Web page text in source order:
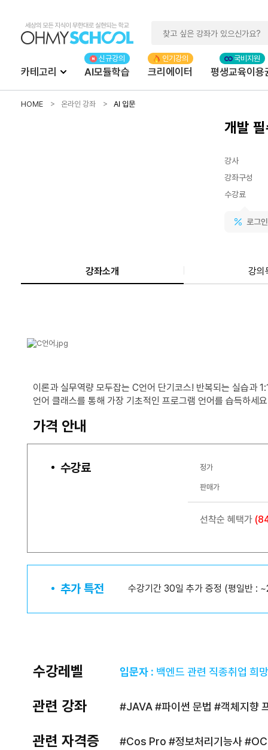
카테고리 AI모듈학습 크리에이터 평생교육이용
HOME 온라인 강좌 AI 입문
개발
강사
강좌구성
수강료
로그
강좌소개 강의
이론과 실무역량 모두잡는 C언어 단기코스! 반복되는 실습과
언어 클래스를 통해 가장 기초적인 프로그램 언어를 습득하세
가격 안내
수강료 정가
판매가
선착순 혜택가
추가 특전 수강기간 30일 추가 증정 (평일반
수강레벨 입문자 : 백엔드 관련 직종취업 희
관련 강좌 #JAVA #파이썬 문법 #객체지향
관련 자격증 #Cos Pro #정보처리기능사